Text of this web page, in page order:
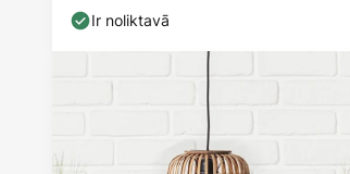
Ir noliktavā